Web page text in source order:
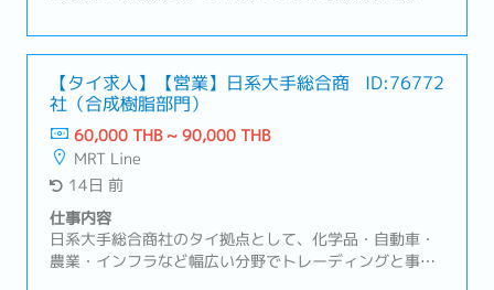
拠点として機能しているBOI取得企業です。本ポジショ
ンでは、日本企業の顧客のニーズに合わせたサプライヤ
ーの開拓や、品質トラブル発生時に事象の把握＆関連部
署への連携、一次処置・恒久的処置等の交渉を行ってい
ただきます。営業スタイルは主に既存顧客（日系の半導
体製造装置メーカー）のフォロー営業を行っていただき
ます。【職務内容】① 既存顧客管理・主要顧客との関係
構築および維持・価格改定、コストダウン要求への対応
方針策定・顧客要望に沿ったプロジェクト推進、期限管
理② サプライヤーマネジメント・仕入価格交渉およびコ
スト改善活動・品質／納期トラブル発生時の是正対応・
【タイ求人】【営業】日系大手総合商
社（合成樹脂部門）
ID:76772
60,000 THB ~ 90,000 THB
MRT Line
14日 前
仕事内容
日系大手総合商社のタイ拠点として、化学品・自動車・
農業・インフラなど幅広い分野でトレーディングと事業